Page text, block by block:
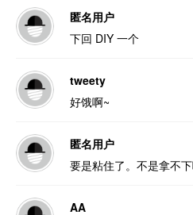
匿名用户
下回 DIY 一个
tweety
好饿啊~
匿名用户
要是粘住了。不是拿不
AA